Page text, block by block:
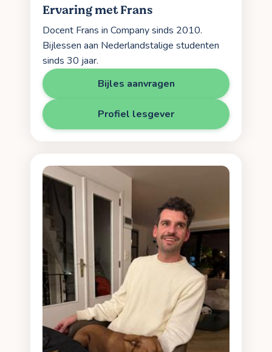
Ervaring met Frans
Docent Frans in Company sinds 2010.
Bijlessen aan Nederlandstalige studenten
sinds 30 jaar.
Bijles aanvragen
Profiel lesgever